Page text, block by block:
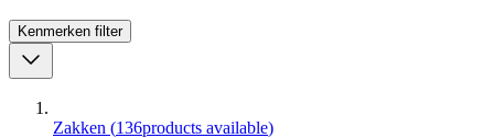
Kenmerken filter
Zakken (136products available)